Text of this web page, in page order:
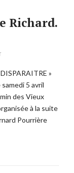
Richard.
»
5 avril
des Vieux
à la suite
Pourrière